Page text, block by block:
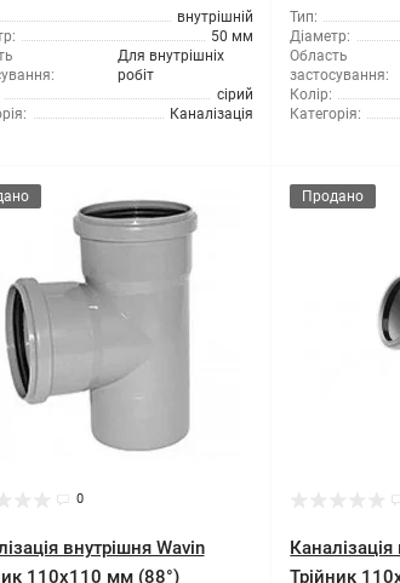
внутрішній
50 мм
Для внутрішніх
робіт
сірий
Каналізація
Тип:
Діаметр:
Область
застосування:
Колір:
Категорія:
0
внутрішня Wavin
110x110 мм (88°)
Продано
Трійник